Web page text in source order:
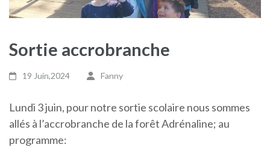
Sortie accrobranche
19 Juin,2024 Fanny
Lundi 3 juin, pour notre sortie scolaire nous sommes
allés à l’accrobranche de la forêt Adrénaline; au
programme: